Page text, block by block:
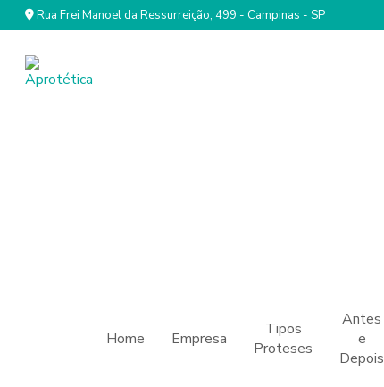
Rua Frei Manoel da Ressurreição, 499 - Campinas - SP
Home Empresa
Tipos
Proteses
Antes
e
Depois